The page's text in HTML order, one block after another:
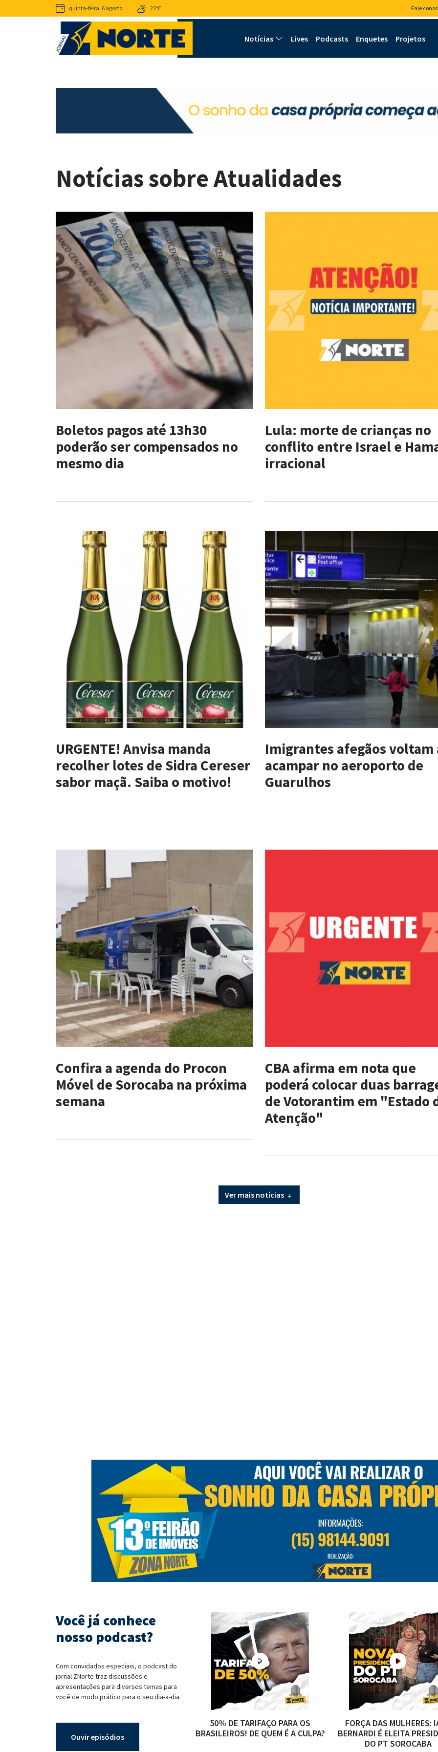
quinta-feira, 6 agosto 23°C Fale
Notícias Lives Podcasts Enquetes Projetos
Notícias sobre Atualidades
Boletos pagos até 13h30
poderão ser compensados no
mesmo dia
Lula: morte de crianças no
conflito entre Israel e
irracional
URGENTE! Anvisa manda
recolher lotes de Sidra Cereser
sabor maçã. Saiba o motivo!
Imigrantes afegãos voltam
acampar no aeroporto de
Guarulhos
Confira a agenda do Procon
Móvel de Sorocaba na próxima
semana
CBA afirma em nota que
poderá colocar duas
de Votorantim em "Estado
Atenção"
Ver mais notícias
Você já conhece
nosso podcast?
Com convidados especiais, o podcast do
jornal ZNorte traz discussões e
apresentações para diversos temas para
você de modo prático para o seu dia-a-dia.
Ouvir episódios
50% DE TARIFAÇO PARA OS
BRASILEIROS! DE QUEM É A CULPA?
FORÇA DAS MULHERES:
BERNARDI É ELEITA
DO PT SOROCABA